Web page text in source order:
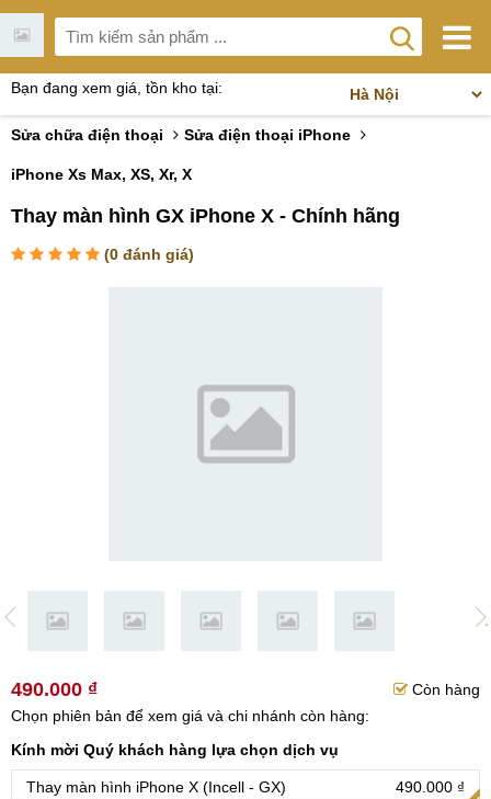
Bạn đang xem giá, tồn kho tại:
Sửa chữa điện thoại Sửa điện thoại iPhone
iPhone Xs Max, XS, Xr, X
Thay màn hình GX iPhone X - Chính hãng
(0 đánh giá)
490.000 ₫
Còn hàng
Chọn phiên bản để xem giá và chi nhánh còn hàng:
Kính mời Quý khách hàng lựa chọn dịch vụ
Thay màn hình iPhone X (Incell - GX) 490.000 ₫